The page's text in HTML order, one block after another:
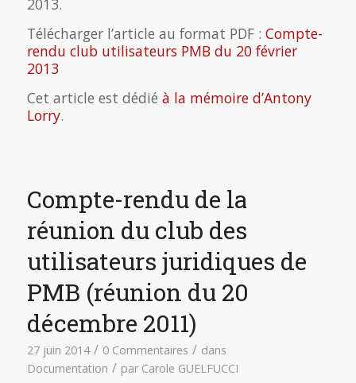
Télécharger l’article au format PDF : Compte-
rendu club utilisateurs PMB du 20 février
2013
Cet article est dédié à la mémoire d’Antony
Lorry.
Compte-rendu de la
réunion du club des
utilisateurs juridiques de
PMB (réunion du 20
décembre 2011)
27 juin 2014 / 0 Commentaires / dans
Documentation / par Carole GUELFUCCI